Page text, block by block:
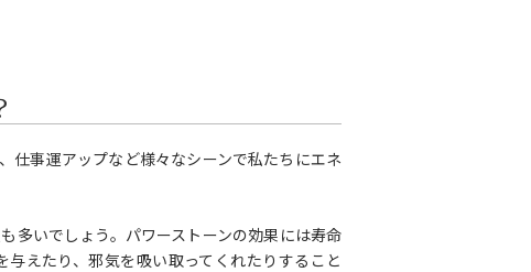
仕事運アップなど様々なシーンで私たちにエネ
多いでしょう。パワーストーンの効果には寿命
えたり、邪気を吸い取ってくれたりすること